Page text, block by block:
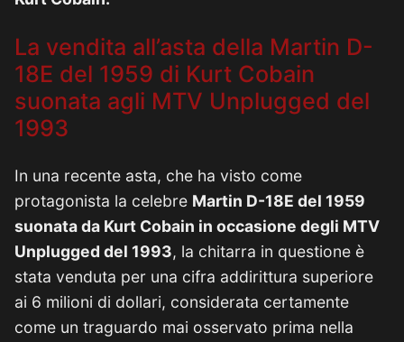
La vendita all’asta della Martin D-
18E del 1959 di Kurt Cobain
suonata agli MTV Unplugged del
1993
In una recente asta, che ha visto come
protagonista la celebre Martin D-18E del 1959
suonata da Kurt Cobain in occasione degli MTV
Unplugged del 1993, la chitarra in questione è
stata venduta per una cifra addirittura superiore
ai 6 milioni di dollari, considerata certamente
come un traguardo mai osservato prima nella